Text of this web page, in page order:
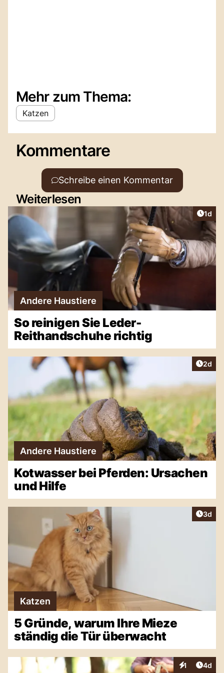
Mehr zum Thema:
Katzen
Kommentare
Schreibe einen Kommentar
Weiterlesen
1d
Andere Haustiere
So reinigen Sie Leder-
Reithandschuhe richtig
2d
Andere Haustiere
Kotwasser bei Pferden: Ursachen
und Hilfe
3d
Katzen
5 Gründe, warum Ihre Mieze
ständig die Tür überwacht
1
Interaktionen
4d